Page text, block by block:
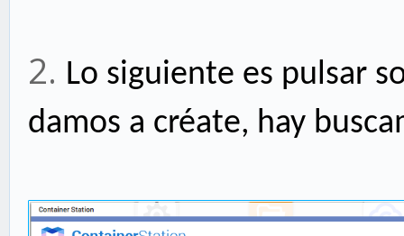
2. Lo siguiente es pulsar
damos a créate, hay